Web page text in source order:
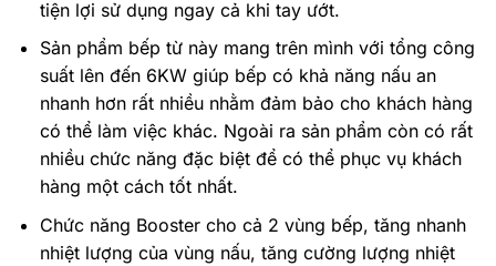
tiện lợi sử dụng ngay cả khi tay ướt.
Sản phẩm bếp từ này mang trên mình với tổng công
suất lên đến 6KW giúp bếp có khả năng nấu an
nhanh hơn rất nhiều nhằm đảm bảo cho khách hàng
có thể làm việc khác. Ngoài ra sản phẩm còn có rất
nhiều chức năng đặc biệt để có thể phục vụ khách
hàng một cách tốt nhất.
Chức năng Booster cho cả 2 vùng bếp, tăng nhanh
nhiệt lượng của vùng nấu, tăng cường lượng nhiệt